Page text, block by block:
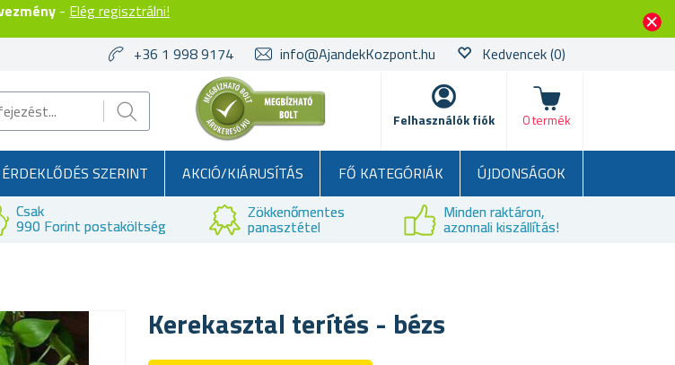
- Elég regisztrálni!
+36 1 998 9174
info@AjandekKozpont.hu Kedvencek(0)
Felhasználók fiók
kosár
0 termék
ÉRDEKLŐDÉS SZERINT AKCIÓ/KIÁRUSÍTÁS FŐ KATEGÓRIÁK
ÚJDONSÁGOK
Csak
990 Forint postaköltség
Zökkenőmentes
panasztétel
Minden raktáron,
azonnali kiszállítás!
Kerekasztal terítés - bézs